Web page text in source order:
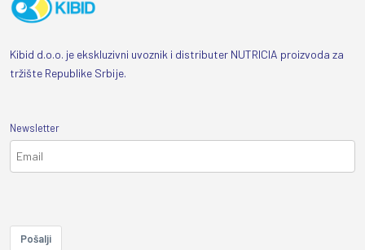
Kibid d.o.o. je ekskluzivni uvoznik i distributer NUTRICIA proizvoda za
tržište Republike Srbije.
Newsletter
Pošalji